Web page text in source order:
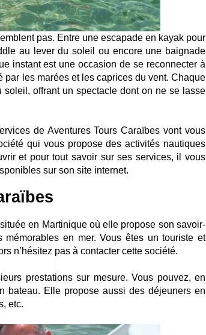
pas. Entre une escapade en kayak pour
au lever du soleil ou encore une baignade
instant est une occasion de se reconnecter à
par les marées et les caprices du vent. Chaque
offrant un spectacle dont on ne se lasse
de Aventures Tours Caraïbes vont vous
qui vous propose des activités nautiques
et pour tout savoir sur ses services, il vous
sur son site internet.
en Martinique où elle propose son savoir-
mémorables en mer. Vous êtes un touriste et
n’hésitez pas à contacter cette société.
prestations sur mesure. Vous pouvez, en
bateau. Elle propose aussi des déjeuners en
etc.